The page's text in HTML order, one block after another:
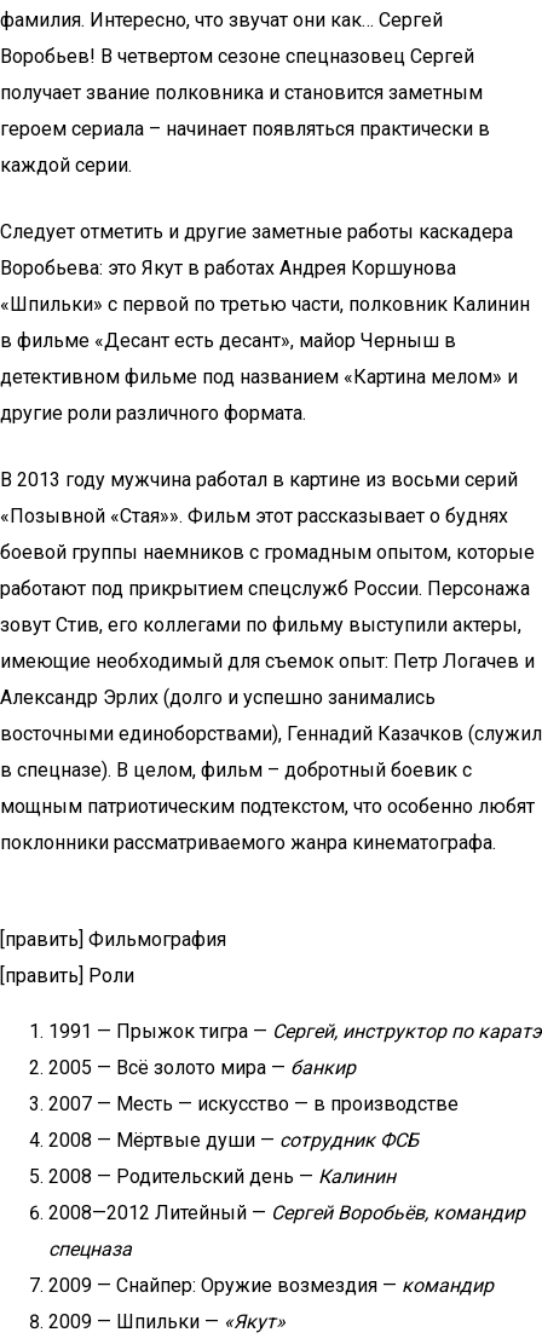
фамилия. Интересно, что звучат они как… Сергей
Воробьев! В четвертом сезоне спецназовец Сергей
получает звание полковника и становится заметным
героем сериала – начинает появляться практически в
каждой серии.
Следует отметить и другие заметные работы каскадера
Воробьева: это Якут в работах Андрея Коршунова
«Шпильки» с первой по третью части, полковник Калинин
в фильме «Десант есть десант», майор Черныш в
детективном фильме под названием «Картина мелом» и
другие роли различного формата.
В 2013 году мужчина работал в картине из восьми серий
«Позывной «Стая»». Фильм этот рассказывает о буднях
боевой группы наемников с громадным опытом, которые
работают под прикрытием спецслужб России. Персонажа
зовут Стив, его коллегами по фильму выступили актеры,
имеющие необходимый для съемок опыт: Петр Логачев и
Александр Эрлих (долго и успешно занимались
восточными единоборствами), Геннадий Казачков (служил
в спецназе). В целом, фильм – добротный боевик с
мощным патриотическим подтекстом, что особенно любят
поклонники рассматриваемого жанра кинематографа.
[править] Фильмография
[править] Роли
1991 — Прыжок тигра — Сергей, инструктор по каратэ
2005 — Всё золото мира — банкир
2007 — Месть — искусство — в производстве
2008 — Мёртвые души — сотрудник ФСБ
2008 — Родительский день — Калинин
2008—2012 Литейный — Сергей Воробьёв, командир
спецназа
2009 — Снайпер: Оружие возмездия — командир
2009 — Шпильки — «Якут»